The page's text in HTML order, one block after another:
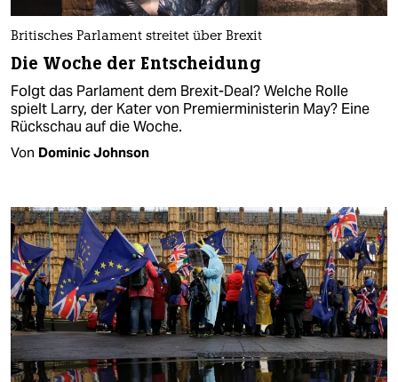
Britisches Parlament streitet über Brexit
Die Woche der Entscheidung
Folgt das Parlament dem Brexit-Deal? Welche Rolle
spielt Larry, der Kater von Premierministerin May? Eine
Rückschau auf die Woche.
Von Dominic Johnson